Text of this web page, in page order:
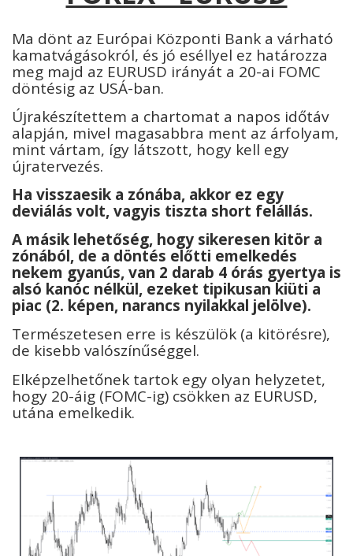
Ma dönt az Európai Központi Bank a várható
kamatvágásokról, és jó eséllyel ez határozza
meg majd az EURUSD irányát a 20-ai FOMC
döntésig az USÁ-ban.
Újrakészítettem a chartomat a napos időtáv
alapján, mivel magasabbra ment az árfolyam,
mint vártam, így látszott, hogy kell egy
újratervezés.
Ha visszaesik a zónába, akkor ez egy
deviálás volt, vagyis tiszta short felállás.
A másik lehetőség, hogy sikeresen kitör a
zónából, de a döntés előtti emelkedés
nekem gyanús, van 2 darab 4 órás gyertya is
alsó kanóc nélkül, ezeket tipikusan kiüti a
piac (2. képen, narancs nyilakkal jelölve).
Természetesen erre is készülök (a kitörésre),
de kisebb valószínűséggel.
Elképzelhetőnek tartok egy olyan helyzetet,
hogy 20-áig (FOMC-ig) csökken az EURUSD,
utána emelkedik.